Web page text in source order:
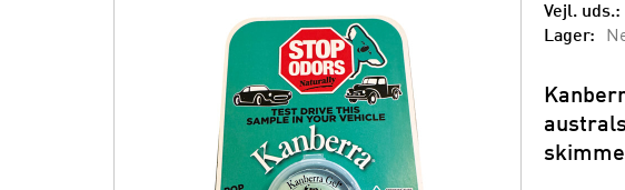
Vejl. uds.:
Lager: